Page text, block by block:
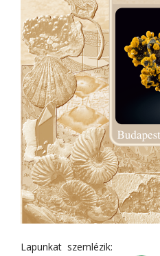
Lapunkat szemlézik: